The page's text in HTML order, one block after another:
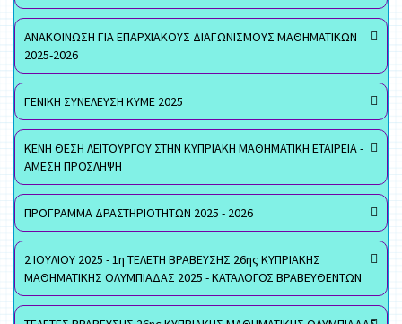
ΑΝΑΚΟΙΝΩΣΗ ΓΙΑ ΕΠΑΡΧΙΑΚΟΥΣ ΔΙΑΓΩΝΙΣΜΟΥΣ ΜΑΘΗΜΑΤΙΚΩΝ
2025-2026
ΓΕΝΙΚΗ ΣΥΝΕΛΕΥΣΗ ΚΥΜΕ 2025
ΚΕΝΗ ΘΕΣΗ ΛΕΙΤΟΥΡΓΟΥ ΣΤΗΝ ΚΥΠΡΙΑΚΗ ΜΑΘΗΜΑΤΙΚΗ ΕΤΑΙΡΕΙΑ -
ΑΜΕΣΗ ΠΡΟΣΛΗΨΗ
ΠΡΟΓΡΑΜΜΑ ΔΡΑΣΤΗΡΙΟΤΗΤΩΝ 2025 - 2026
2 ΙΟΥΛΙΟΥ 2025 - 1η ΤΕΛΕΤΗ ΒΡΑΒΕΥΣΗΣ 26ης ΚΥΠΡΙΑΚΗΣ
ΜΑΘΗΜΑΤΙΚΗΣ ΟΛΥΜΠΙΑΔΑΣ 2025 - ΚΑΤΑΛΟΓΟΣ ΒΡΑΒΕΥΘΕΝΤΩΝ